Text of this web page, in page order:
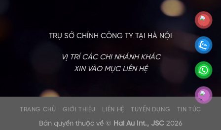
TRỤ SỞ CHÍNH CÔNG TY TẠI HÀ NỘI
VỊ TRÍ CÁC CHI NHÁNH KHÁC
XIN VÀO MỤC LIÊN HỆ
TRANG CHỦ GIỚI THIỆU LIÊN HỆ TUYỂN DỤNG TIN TỨC
Bản quyền thuộc về © Hai Au Int., JSC2026